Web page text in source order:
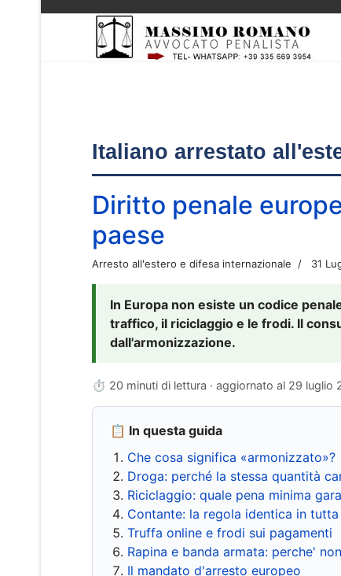
Italiano arrestato
Diritto penale
paese
Arresto all'estero e difesa internazionale 31
In Europa non esiste un codice
traffico, il riciclaggio e le frodi. Il
dall'armonizzazione.
⏱ 20 minuti di lettura · aggiornato al 29 luglio
📋 In questa guida
Che cosa significa «armonizzato»?
Droga: perché la stessa quantità
Riciclaggio: quale pena minima
Contante: la regola identica in
Truffa online e frodi sui pagamenti
Rapina e banda armata: perche'
Il mandato d'arresto europeo